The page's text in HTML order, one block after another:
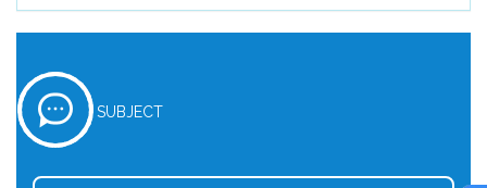
SUBJECT